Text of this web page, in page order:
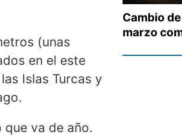
(unas
en el este
Islas Turcas y
va de año.
Cambio
marzo